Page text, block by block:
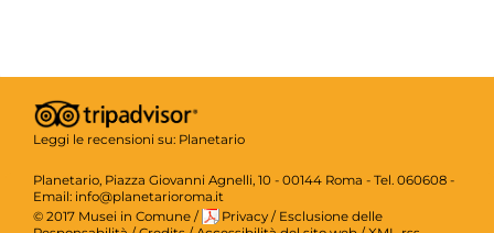
Leggi le recensioni su: Planetario
Planetario, Piazza Giovanni Agnelli, 10 - 00144 Roma - Tel. 060608 -
Email: info@planetarioroma.it
© 2017 Musei in Comune / Privacy / Esclusione delle